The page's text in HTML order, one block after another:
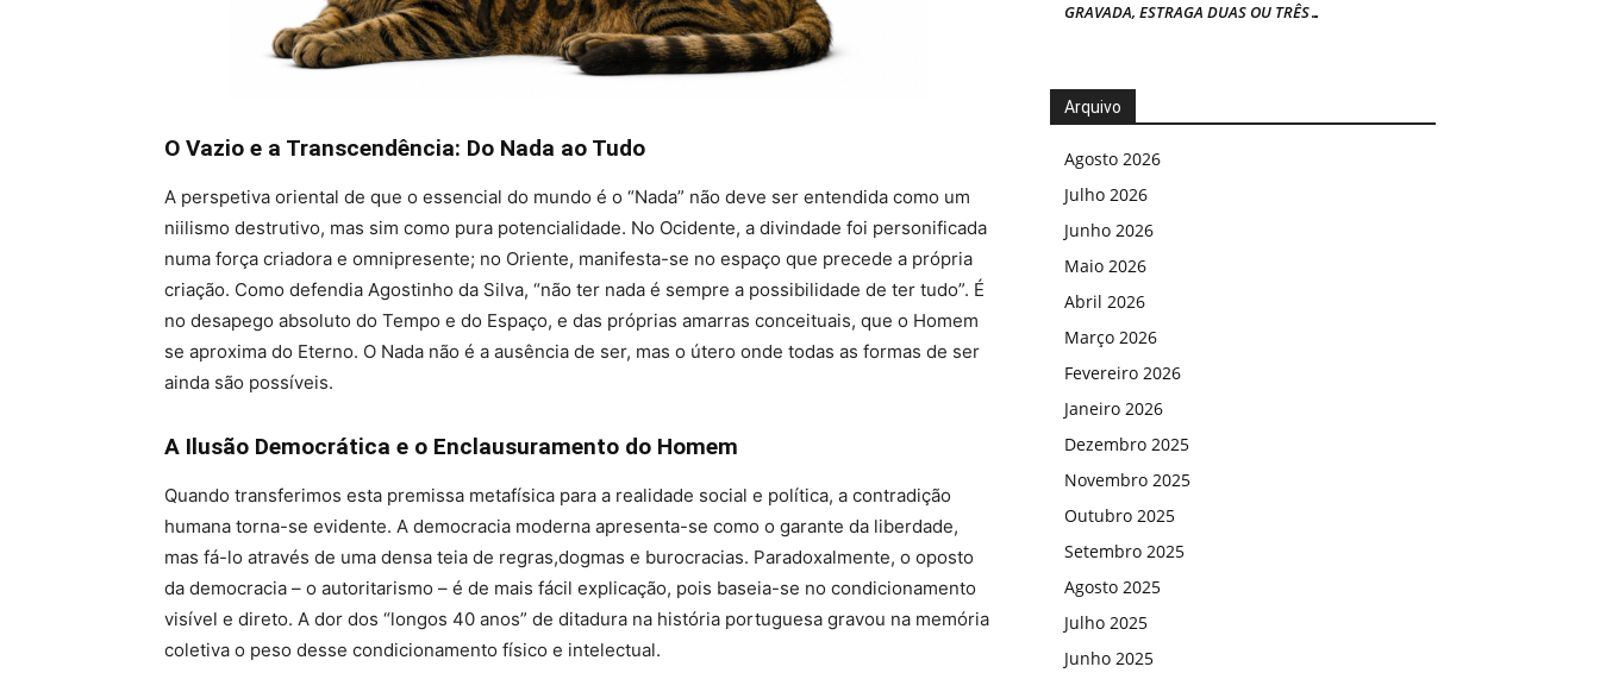
O Vazio e a Transcendência: Do Nada ao Tudo
A perspetiva oriental de que o essencial do mundo é o “Nada” não deve ser entendida como um
niilismo destrutivo, mas sim como pura potencialidade. No Ocidente, a divindade foi personificada
numa força criadora e omnipresente; no Oriente, manifesta-se no espaço que precede a própria
criação. Como defendia Agostinho da Silva, “não ter nada é sempre a possibilidade de ter tudo”. É
no desapego absoluto do Tempo e do Espaço, e das próprias amarras conceituais, que o Homem
se aproxima do Eterno. O Nada não é a ausência de ser, mas o útero onde todas as formas de ser
ainda são possíveis.
A Ilusão Democrática e o Enclausuramento do Homem
Quando transferimos esta premissa metafísica para a realidade social e política, a contradição
humana torna-se evidente. A democracia moderna apresenta-se como o garante da liberdade,
mas fá-lo através de uma densa teia de regras,dogmas e burocracias. Paradoxalmente, o oposto
da democracia – o autoritarismo – é de mais fácil explicação, pois baseia-se no condicionamento
visível e direto. A dor dos “longos 40 anos” de ditadura na história portuguesa gravou na memória
coletiva o peso desse condicionamento físico e intelectual.
GRAVADA, ESTRAGA DUAS OU TRÊS…
Arquivo
Agosto 2026
Julho 2026
Junho 2026
Maio 2026
Abril 2026
Março 2026
Fevereiro 2026
Janeiro 2026
Dezembro 2025
Novembro 2025
Outubro 2025
Setembro 2025
Agosto 2025
Julho 2025
Junho 2025